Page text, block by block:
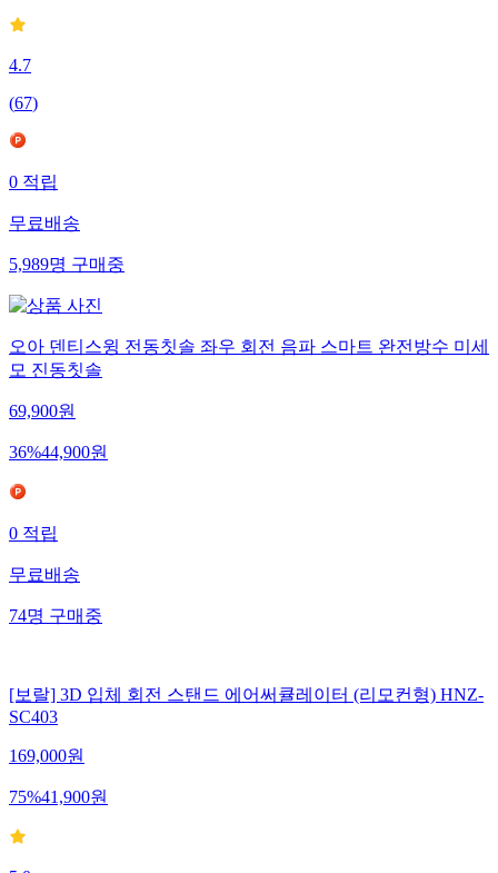
4.7
(67)
0적립
무료배송
5,989명구매중
오아 덴티스윙 전동칫솔 좌우 회전 음파 스마트 완전방수 미세
모 진동칫솔
69,900원
36%44,900원
0적립
무료배송
74명구매중
[보랄] 3D 입체 회전 스탠드 에어써큘레이터 (리모컨형) HNZ-
SC403
169,000원
75%41,900원